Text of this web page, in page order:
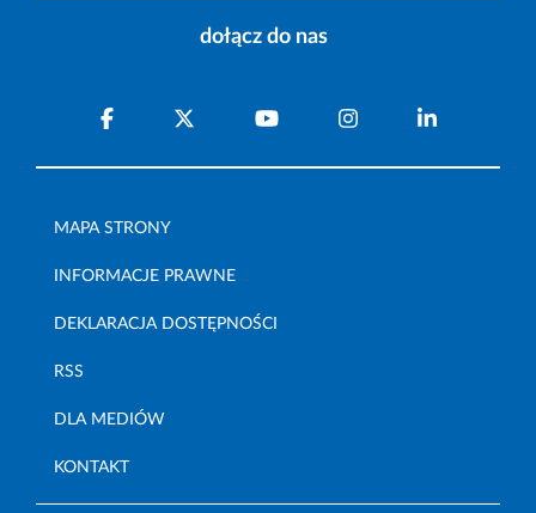
dołącz do nas
MAPA STRONY
INFORMACJE PRAWNE
DEKLARACJA DOSTĘPNOŚCI
RSS
DLA MEDIÓW
KONTAKT